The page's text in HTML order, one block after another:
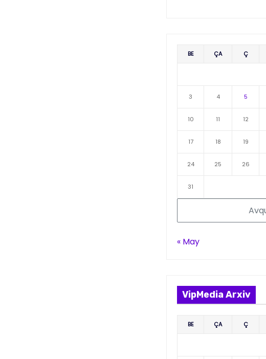
BE ÇA Ç
3 4 5
10 11 12
17 18 19
24 25 26
31
« May
VipMedia Arxiv
BE ÇA Ç